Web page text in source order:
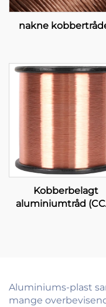
nakne
Kobberbelagt
aluminiumtråd
Aluminiums-plast
mange